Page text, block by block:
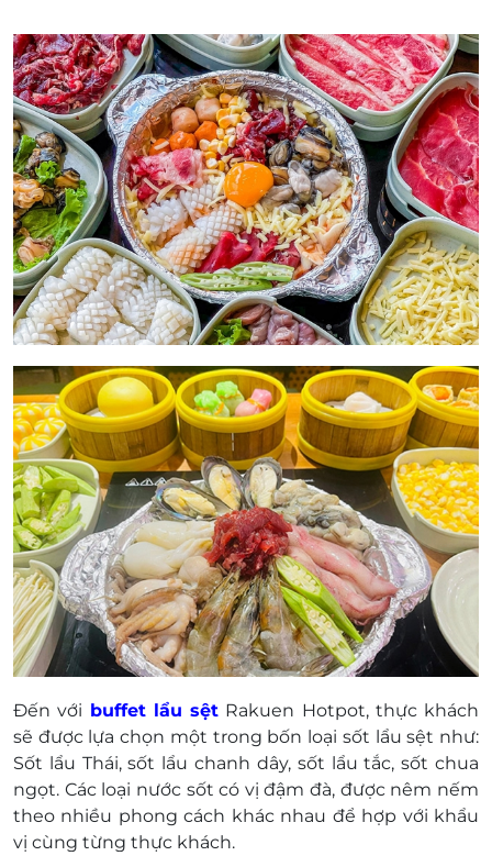
trả lại tiền thừa.
Không áp dụng đồng thời với chương trình
khuyến mại khác
Giá chưa bao gồm 10% VAT. Nhà luôn phụ thu
VAT khi ra bill
Đến với buffet lẩu sệt Rakuen Hotpot, thực khách
sẽ được lựa chọn một trong bốn loại sốt lẩu sệt như:
Sốt lẩu Thái, sốt lẩu chanh dây, sốt lẩu tắc, sốt chua
ngọt. Các loại nước sốt có vị đậm đà, được nêm nếm
theo nhiều phong cách khác nhau để hợp với khẩu
vị cùng từng thực khách.